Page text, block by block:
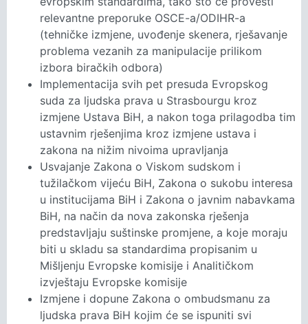
relevantne preporuke OSCE-a/ODIHR-a
(tehničke izmjene, uvođenje skenera, rješavanje
problema vezanih za manipulacije prilikom
izbora biračkih odbora)
Implementacija svih pet presuda Evropskog
suda za ljudska prava u Strasbourgu kroz
izmjene Ustava BiH, a nakon toga prilagodba tim
ustavnim rješenjima kroz izmjene ustava i
zakona na nižim nivoima upravljanja
Usvajanje Zakona o Viskom sudskom i
tužilačkom vijeću BiH, Zakona o sukobu interesa
u institucijama BiH i Zakona o javnim nabavkama
BiH, na način da nova zakonska rješenja
predstavljaju suštinske promjene, a koje moraju
biti u skladu sa standardima propisanim u
Mišljenju Evropske komisije i Analitičkom
izvještaju Evropske komisije
Izmjene i dopune Zakona o ombudsmanu za
ljudska prava BiH kojim će se ispuniti svi